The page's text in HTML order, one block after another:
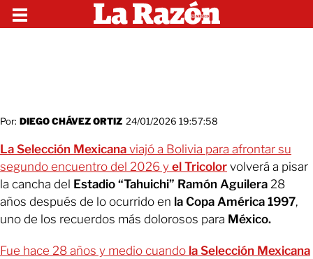
Por: DIEGO CHÁVEZ ORTIZ 24/01/2026 19:57:58
La Selección Mexicana viajó a Bolivia para afrontar su
segundo encuentro del 2026 y el Tricolor volverá a pisar
la cancha del Estadio “Tahuichi” Ramón Aguilera 28
años después de lo ocurrido en la Copa América 1997,
uno de los recuerdos más dolorosos para México.
Fue hace 28 años y medio cuando la Selección Mexicana